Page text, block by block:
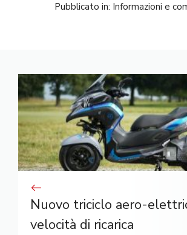
Pubblicato in: Informazioni e
Nuovo triciclo aero-
velocità di ricarica